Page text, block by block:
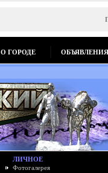
О ГОРОДЕ ОБЪЯВЛЕНИЯ
ЛИЧНОЕ
Фотогалерея